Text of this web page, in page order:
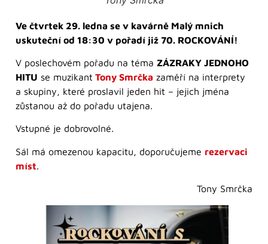
Ve čtvrtek 29. ledna se v kavárně Malý mnich
uskuteční od 18:30 v pořadí již 70. ROCKOVÁNÍ!
V poslechovém pořadu na téma ZÁZRAKY JEDNOHO
HITU se muzikant Tony Smrčka zaměří na interprety
a skupiny, které proslavil jeden hit – jejich jména
zůstanou až do pořadu utajena.
Vstupné je dobrovolné.
Sál má omezenou kapacitu, doporučujeme rezervaci
míst.
Tony Smrčka